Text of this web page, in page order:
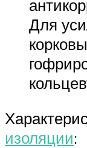
Для
изоляции: